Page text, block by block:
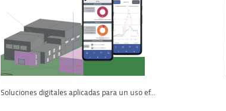
Soluciones digitales aplicadas para un uso ef...